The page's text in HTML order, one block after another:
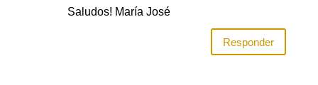
Saludos! María José
Responder